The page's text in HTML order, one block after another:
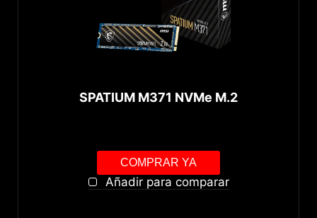
SPATIUM M371 NVMe M.2
COMPRAR YA
Añadir para comparar